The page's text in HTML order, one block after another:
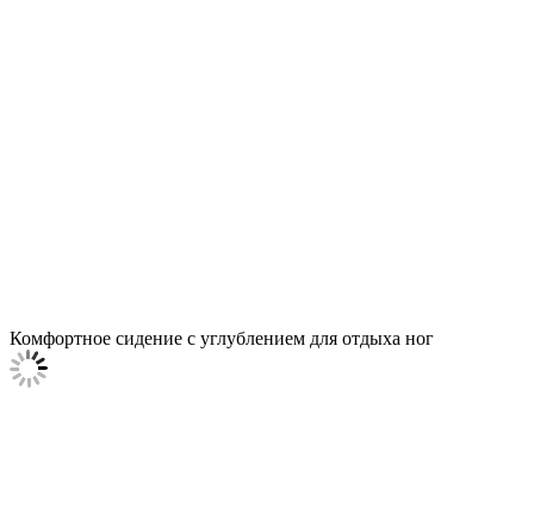
Комфортное сидение с углублением для отдыха ног